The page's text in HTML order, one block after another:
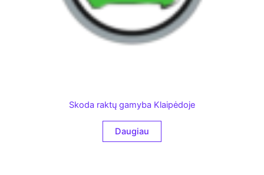
Skoda raktų gamyba Klaipėdoje
Daugiau